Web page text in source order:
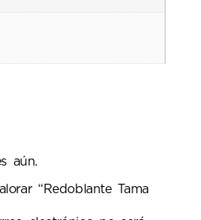
aún.
“Redoblante Tama